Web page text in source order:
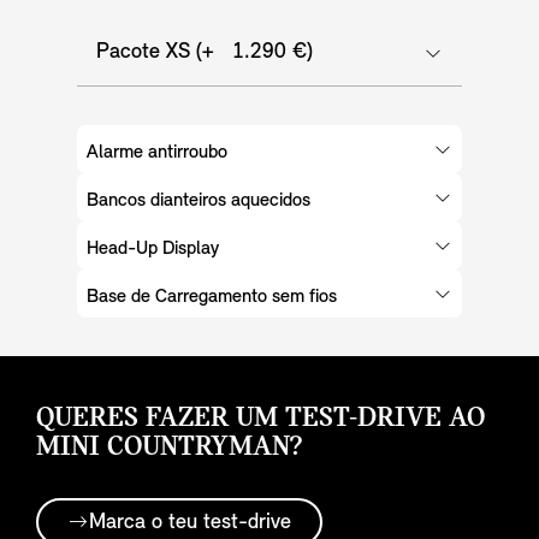
Pacote XS (+ 1.290 €)
Alarme antirroubo
Bancos dianteiros aquecidos
Head-Up Display
Base de Carregamento sem fios
QUERES FAZER UM TEST-DRIVE AO
MINI COUNTRYMAN?
Marca o teu test-drive